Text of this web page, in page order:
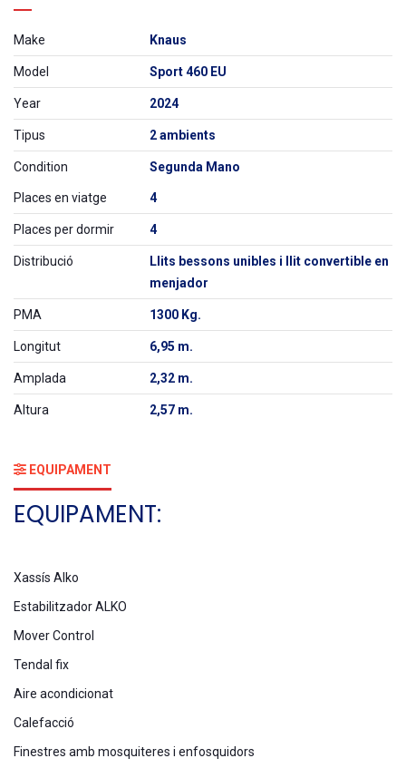
Make Knaus
Model Sport 460 EU
Year 2024
Tipus 2 ambients
Condition Segunda Mano
Places en viatge 4
Places per dormir 4
Distribució
Llits bessons unibles i llit convertible en
menjador
PMA 1300 Kg.
Longitut 6,95 m.
Amplada 2,32 m.
Altura 2,57 m.
EQUIPAMENT
EQUIPAMENT:
Xassís Alko
Estabilitzador ALKO
Mover Control
Tendal fix
Aire acondicionat
Calefacció
Finestres amb mosquiteres i enfosquidors